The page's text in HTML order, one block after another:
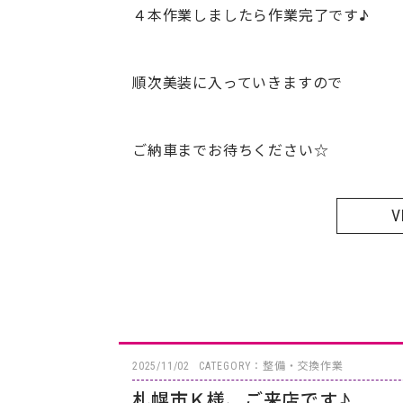
４本作業しましたら作業完了です♪
順次美装に入っていきますので
ご納車までお待ちください☆
2025/11/02 CATEGORY：整備・交換作業